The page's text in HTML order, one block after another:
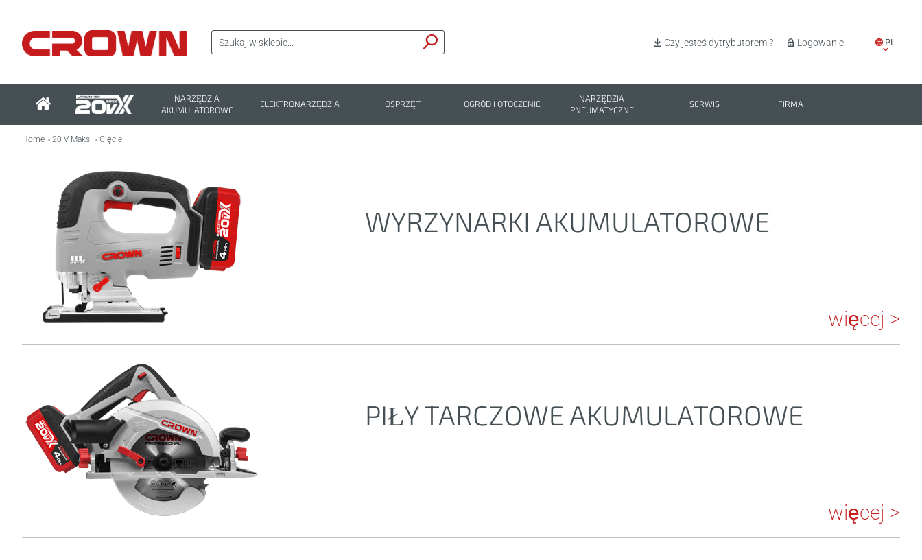
PL
Logowanie
Czy jesteś dytrybutorem ?
NARZĘDZIA
AKUMULATOROWE
ELEKTRONARZĘDZIA OSPRZĘT OGRÓD I OTOCZENIE
NARZĘDZIA
PNEUMATYCZNE
SERWIS FIRMA
Home > 20 V Maks. > Cięcie
WYRZYNARKI AKUMULATOROWE
więcej >
PIŁY TARCZOWE AKUMULATOROWE
więcej >